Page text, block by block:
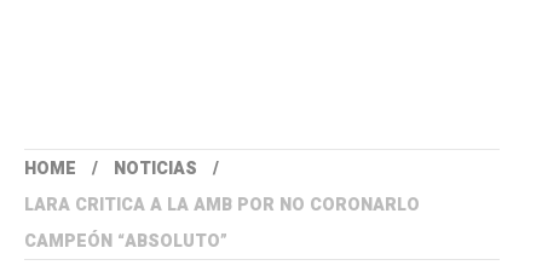
HOME
NOTICIAS
LARA CRITICA A LA AMB POR NO CORONARLO
CAMPEÓN “ABSOLUTO”